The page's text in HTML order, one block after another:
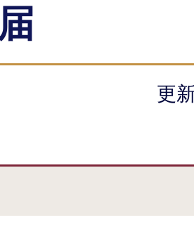
更